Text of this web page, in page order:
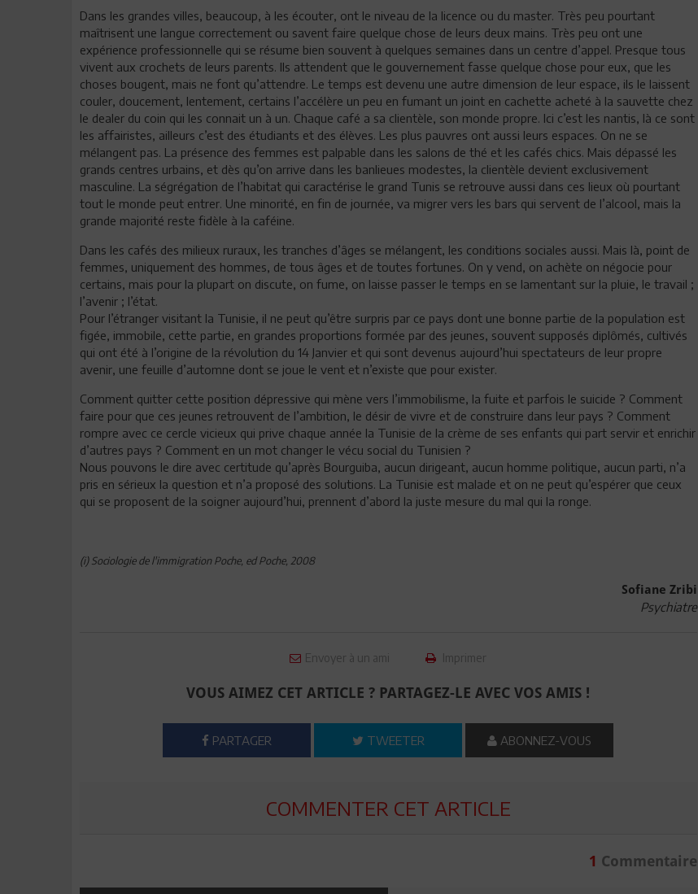
Dans les grandes villes, beaucoup, à les écouter, ont le niveau de la licence ou du master. Très peu pourtant
maîtrisent une langue correctement ou savent faire quelque chose de leurs deux mains. Très peu ont une
expérience professionnelle qui se résume bien souvent à quelques semaines dans un centre d’appel. Presque tous
vivent aux crochets de leurs parents. Ils attendent que le gouvernement fasse quelque chose pour eux, que les
choses bougent, mais ne font qu’attendre. Le temps est devenu une autre dimension de leur espace, ils le laissent
couler, doucement, lentement, certains l’accélère un peu en fumant un joint en cachette acheté à la sauvette chez
le dealer du coin qui les connait un à un. Chaque café a sa clientèle, son monde propre. Ici c’est les nantis, là ce sont
les affairistes, ailleurs c’est des étudiants et des élèves. Les plus pauvres ont aussi leurs espaces. On ne se
mélangent pas. La présence des femmes est palpable dans les salons de thé et les cafés chics. Mais dépassé les
grands centres urbains, et dès qu’on arrive dans les banlieues modestes, la clientèle devient exclusivement
masculine. La ségrégation de l’habitat qui caractérise le grand Tunis se retrouve aussi dans ces lieux où pourtant
tout le monde peut entrer. Une minorité, en fin de journée, va migrer vers les bars qui servent de l’alcool, mais la
grande majorité reste fidèle à la caféine.
Dans les cafés des milieux ruraux, les tranches d’âges se mélangent, les conditions sociales aussi. Mais là, point de
femmes, uniquement des hommes, de tous âges et de toutes fortunes. On y vend, on achète on négocie pour
certains, mais pour la plupart on discute, on fume, on laisse passer le temps en se lamentant sur la pluie, le travail ;
l’avenir ; l’état.
Pour l’étranger visitant la Tunisie, il ne peut qu’être surpris par ce pays dont une bonne partie de la population est
figée, immobile, cette partie, en grandes proportions formée par des jeunes, souvent supposés diplômés, cultivés
qui ont été à l’origine de la révolution du 14 Janvier et qui sont devenus aujourd’hui spectateurs de leur propre
avenir, une feuille d’automne dont se joue le vent et n’existe que pour exister.
Comment quitter cette position dépressive qui mène vers l’immobilisme, la fuite et parfois le suicide ? Comment
faire pour que ces jeunes retrouvent de l’ambition, le désir de vivre et de construire dans leur pays ? Comment
rompre avec ce cercle vicieux qui prive chaque année la Tunisie de la crème de ses enfants qui part servir et enrichir
d’autres pays ? Comment en un mot changer le vécu social du Tunisien ?
Nous pouvons le dire avec certitude qu’après Bourguiba, aucun dirigeant, aucun homme politique, aucun parti, n’a
pris en sérieux la question et n’a proposé des solutions. La Tunisie est malade et on ne peut qu’espérer que ceux
qui se proposent de la soigner aujourd’hui, prennent d’abord la juste mesure du mal qui la ronge.
(i) Sociologie de l'immigration Poche, ed Poche, 2008
Sofiane Zribi
Psychiatre
Envoyer à un ami Imprimer
VOUS AIMEZ CET ARTICLE ? PARTAGEZ-LE AVEC VOS AMIS !
PARTAGER TWEETER ABONNEZ-VOUS
COMMENTER CET ARTICLE
1 Commentaire